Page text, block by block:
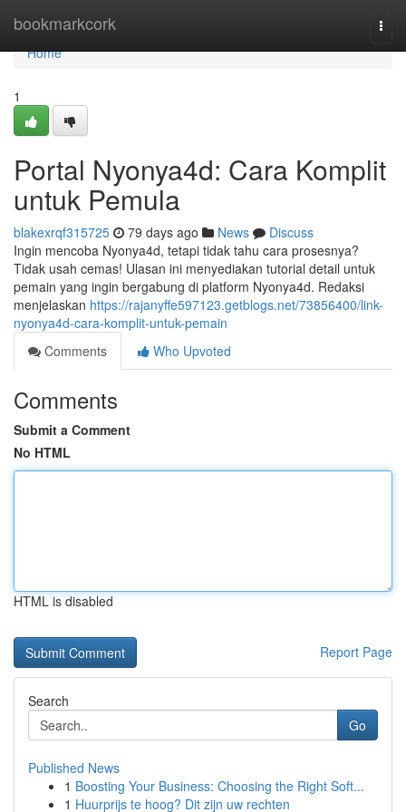
bookmarkcork
Home
Home
1
Portal Nyonya4d: Cara Komplit
untuk Pemula
blakexrqf315725 79 days ago News
Discuss
Ingin mencoba Nyonya4d, tetapi tidak tahu cara prosesnya?
Tidak usah cemas! Ulasan ini menyediakan tutorial detail untuk
pemain yang ingin bergabung di platform Nyonya4d. Redaksi
menjelaskan https://rajanyffe597123.getblogs.net/73856400/link-
nyonya4d-cara-komplit-untuk-pemain
Comments
Who Upvoted
Comments
Submit a Comment
No HTML
HTML is disabled
Report Page
Search
Go
Published News
1 Boosting Your Business: Choosing the Right Soft...
1 Huurprijs te hoog? Dit zijn uw rechten